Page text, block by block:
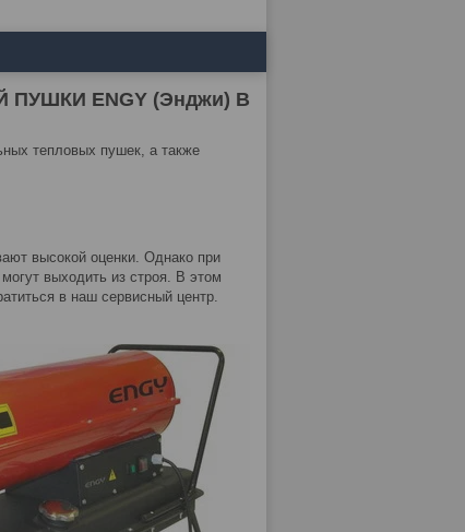
ENGY (Энджи) В
тепловых пушек, а также
высокой оценки. Однако при
выходить из строя. В этом
в наш сервисный центр.